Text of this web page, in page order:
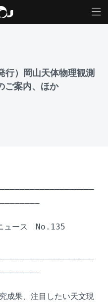
行）岡山天体物理観測
ご案内、ほか
ース　No.135
成果、注目したい天文現